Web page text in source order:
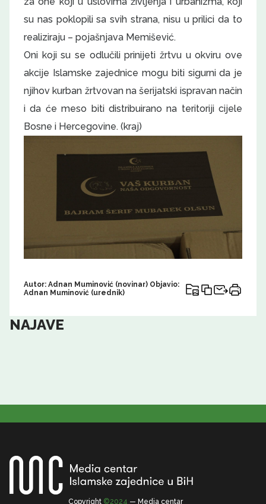
su nas poklopili sa svih strana, nisu u prilici da to
realiziraju – pojašnjava Memišević.
Oni koji su se odlučili prinijeti žrtvu u okviru ove
akcije Islamske zajednice mogu biti sigurni da je
njihov kurban žrtvovan na šerijatski ispravan način
i da će meso biti distribuirano na teritoriji cijele
Bosne i Hercegovine. (kraj)
Autor: Adnan Muminović (novinar) Objavio:
Adnan Muminović (urednik)
NAJAVE
Copyright ©2024 — Media centar